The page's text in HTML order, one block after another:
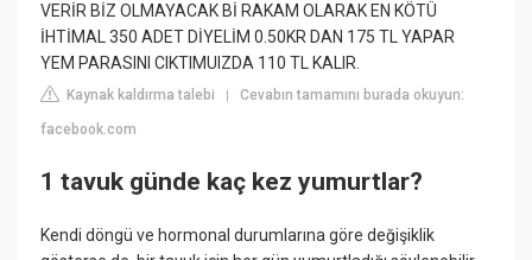
VERİR BİZ OLMAYACAK Bİ RAKAM OLARAK EN KÖTÜ
İHTİMAL 350 ADET DİYELİM 0.50KR DAN 175 TL YAPAR
YEM PARASINI CIKTIMUIZDA 110 TL KALIR.
Kaynak kaldırma talebi |Cevabın tamamını burada okuyun:
facebook.com
1 tavuk günde kaç kez yumurtlar?
Kendi döngü ve hormonal durumlarına göre değişiklik